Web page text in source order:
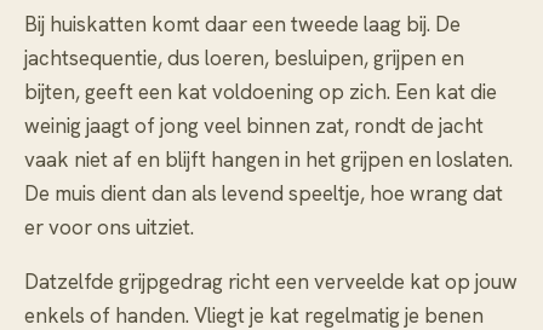
Bij huiskatten komt daar een tweede laag bij. De
jachtsequentie, dus loeren, besluipen, grijpen en
bijten, geeft een kat voldoening op zich. Een kat die
weinig jaagt of jong veel binnen zat, rondt de jacht
vaak niet af en blijft hangen in het grijpen en loslaten.
De muis dient dan als levend speeltje, hoe wrang dat
er voor ons uitziet.
Datzelfde grijpgedrag richt een verveelde kat op jouw
enkels of handen. Vliegt je kat regelmatig je benen